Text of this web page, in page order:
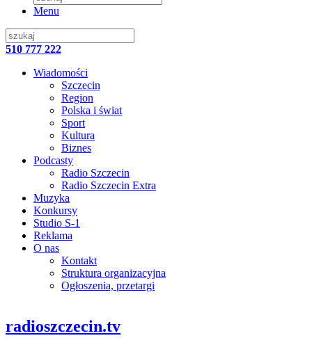
Menu
510 777 222
Wiadomości
Szczecin
Region
Polska i świat
Sport
Kultura
Biznes
Podcasty
Radio Szczecin
Radio Szczecin Extra
Muzyka
Konkursy
Studio S-1
Reklama
O nas
Kontakt
Struktura organizacyjna
Ogłoszenia, przetargi
radioszczecin.tv